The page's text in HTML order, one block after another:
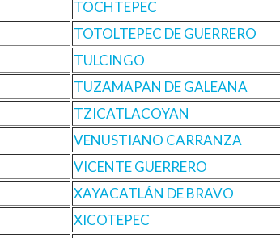
TOCHTEPEC
TOTOLTEPEC DE GUERRERO
TULCINGO
TUZAMAPAN DE GALEANA
TZICATLACOYAN
VENUSTIANO CARRANZA
VICENTE GUERRERO
XAYACATLÁN DE BRAVO
XICOTEPEC